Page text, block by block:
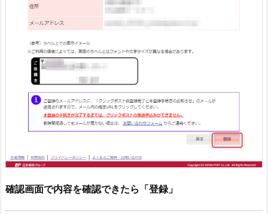
確認画面で内容を確認できたら「登録」